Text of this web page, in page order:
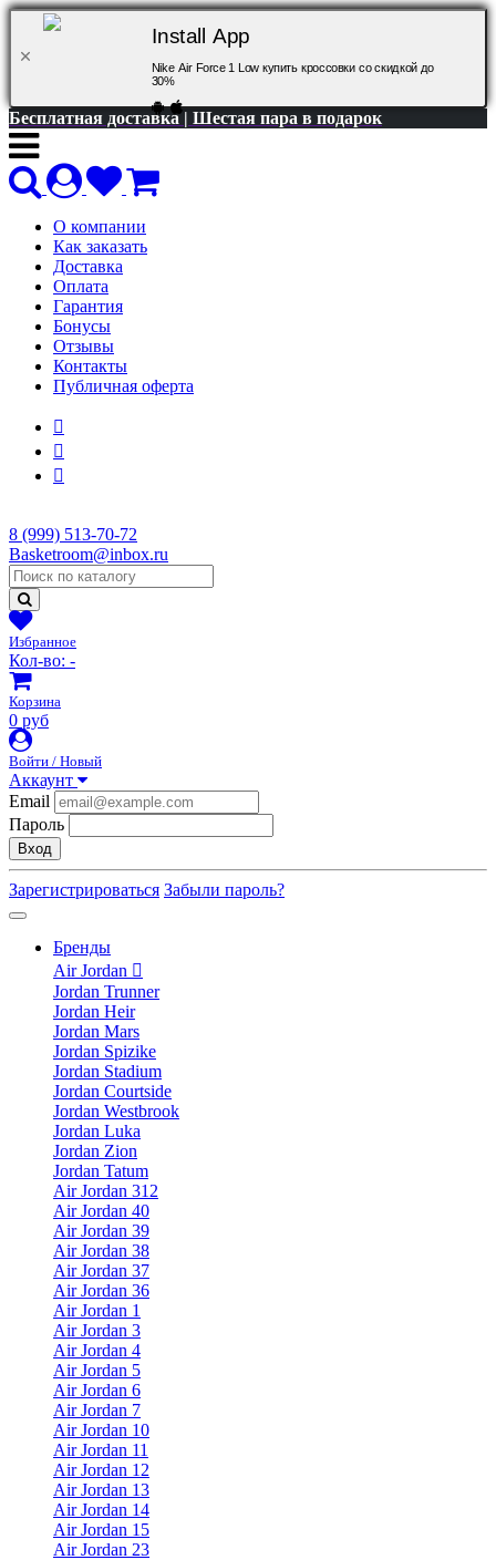
Install App
Nike Air Force 1 Low купить кроссовки со скидкой до
30%
Бесплатная доставка | Шестая пара в подарок
О компании
Как заказать
Доставка
Оплата
Гарантия
Бонусы
Отзывы
Контакты
Публичная оферта
8 (999) 513-70-72
Basketroom@inbox.ru
Избранное
Кол-во: -
Корзина
0 руб
Войти / Новый
Аккаунт
Email
Пароль
Вход
Зарегистрироваться Забыли пароль?
Бренды
Air Jordan
Jordan Trunner
Jordan Heir
Jordan Mars
Jordan Spizike
Jordan Stadium
Jordan Courtside
Jordan Westbrook
Jordan Luka
Jordan Zion
Jordan Tatum
Air Jordan 312
Air Jordan 40
Air Jordan 39
Air Jordan 38
Air Jordan 37
Air Jordan 36
Air Jordan 1
Air Jordan 3
Air Jordan 4
Air Jordan 5
Air Jordan 6
Air Jordan 7
Air Jordan 10
Air Jordan 11
Air Jordan 12
Air Jordan 13
Air Jordan 14
Air Jordan 15
Air Jordan 23